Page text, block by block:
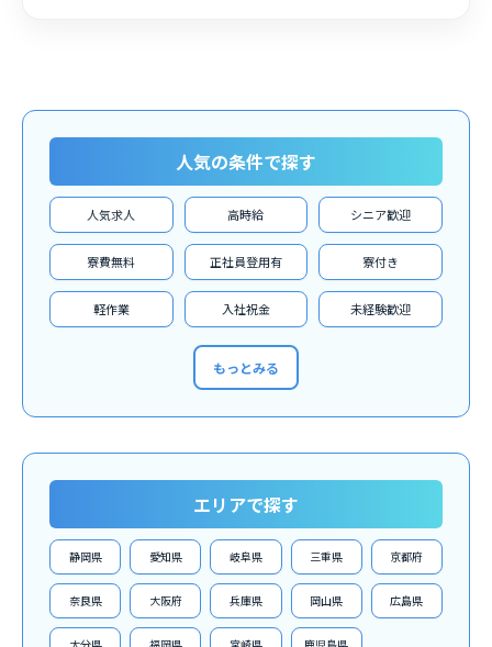
人気の条件で探す
人気求人 高時給 シニア歓迎
寮費無料 正社員登用有 寮付き
軽作業 入社祝金 未経験歓迎
もっとみる
エリアで探す
静岡県 愛知県 岐阜県 三重県 京都府
奈良県 大阪府 兵庫県 岡山県 広島県